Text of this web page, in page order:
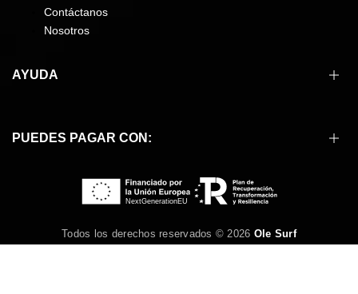
Contáctanos
Nosotros
AYUDA
Cómo comprar
Devoluciones
Preguntas frecuentes
Aviso legal
PUEDES PAGAR CON:
Todos los derechos reservados © 2026 Ole Surf